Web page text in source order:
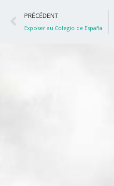
Précédent
PRÉCÉDENT
Exposer au Colegio de España